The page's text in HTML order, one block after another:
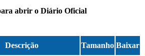
abrir o Diário Oficial
Descrição Tamanho Baixar